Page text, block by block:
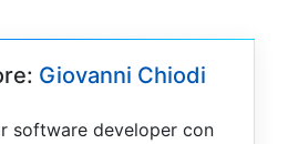
Giovanni Chiodi
software developer con